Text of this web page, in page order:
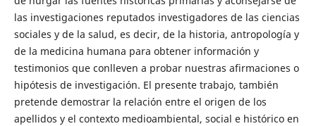
las investigaciones reputados investigadores de las ciencias
sociales y de la salud, es decir, de la historia, antropología y
de la medicina humana para obtener información y
testimonios que conlleven a probar nuestras afirmaciones o
hipótesis de investigación. El presente trabajo, también
pretende demostrar la relación entre el origen de los
apellidos y el contexto medioambiental, social e histórico en